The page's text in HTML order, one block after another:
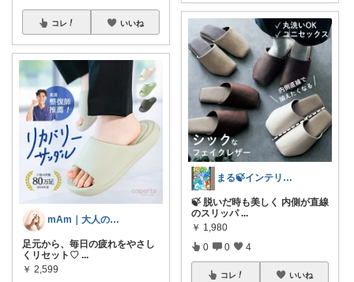
コレ いいね
mAm｜大人のご褒美セレクト
足元から、毎日の疲れをやさし
くリセット♡ ...
￥ 2,599
まる🍃インテリア×くらし
🍃 脱いだ時も美しく 内側が直線
のスリッパ ...
￥ 1,980
0 0 4
コレ いいね